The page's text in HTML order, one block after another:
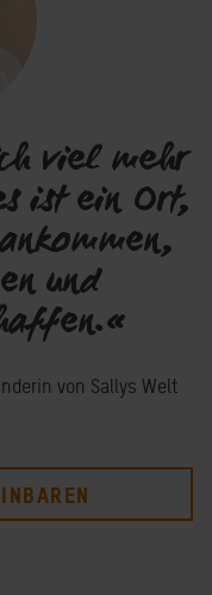
viel mehr
ist ein Ort,
und
von Sallys Welt